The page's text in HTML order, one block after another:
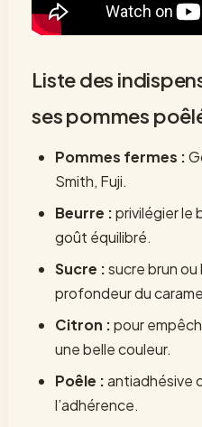
Liste des
ses pommes
Pommes fermes :
Smith, Fuji.
Beurre :privilégier le
goût équilibré.
Sucre :sucre brun ou
profondeur du
Citron :pour
une belle couleur.
Poêle :antiadhésive
l’adhérence.